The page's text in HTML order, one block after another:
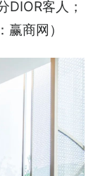
DIOR客人；
商网）